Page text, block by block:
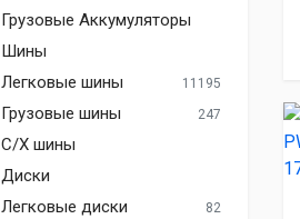
Грузовые Аккумуляторы
Шины
Легковые шины
11195
Грузовые шины 247
С/Х шины
Диски
Легковые диски
82